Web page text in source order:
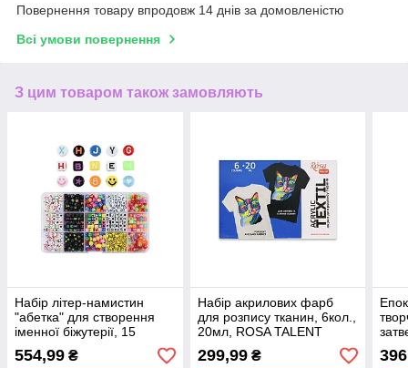
Повернення товару впродовж 14 днів за домовленістю
Всі умови повернення
З цим товаром також замовляють
Набір літер-намистин
"абетка" для створення
іменної біжутерії, 15
осередків
554,99 ₴
Набір акрилових фарб
для розпису тканин, 6кол.,
20мл, ROSA TALENT
299,99₴
(1:1)